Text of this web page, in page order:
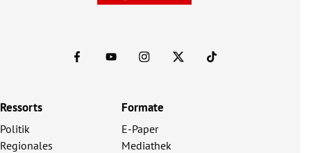
Ressorts
Politik
Regionales
Formate
E-Paper
Mediathek